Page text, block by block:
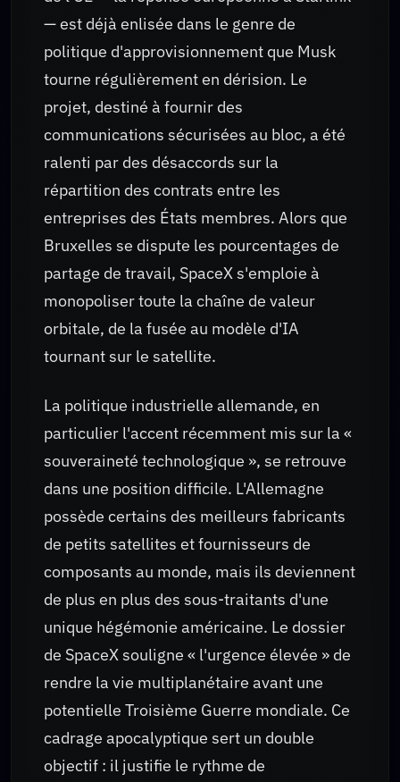
— est déjà enlisée dans le genre de
politique d'approvisionnement que Musk
tourne régulièrement en dérision. Le
projet, destiné à fournir des
communications sécurisées au bloc, a été
ralenti par des désaccords sur la
répartition des contrats entre les
entreprises des États membres. Alors que
Bruxelles se dispute les pourcentages de
partage de travail, SpaceX s'emploie à
monopoliser toute la chaîne de valeur
orbitale, de la fusée au modèle d'IA
tournant sur le satellite.
La politique industrielle allemande, en
particulier l'accent récemment mis sur la «
souveraineté technologique », se retrouve
dans une position difficile. L'Allemagne
possède certains des meilleurs fabricants
de petits satellites et fournisseurs de
composants au monde, mais ils deviennent
de plus en plus des sous-traitants d'une
unique hégémonie américaine. Le dossier
de SpaceX souligne « l'urgence élevée » de
rendre la vie multiplanétaire avant une
potentielle Troisième Guerre mondiale. Ce
cadrage apocalyptique sert un double
objectif : il justifie le rythme de